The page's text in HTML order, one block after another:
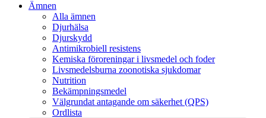
Ämnen
Alla ämnen
Djurhälsa
Djurskydd
Antimikrobiell resistens
Kemiska föroreningar i livsmedel och foder
Livsmedelsburna zoonotiska sjukdomar
Nutrition
Bekämpningsmedel
Välgrundat antagande om säkerhet (QPS)
Ordlista